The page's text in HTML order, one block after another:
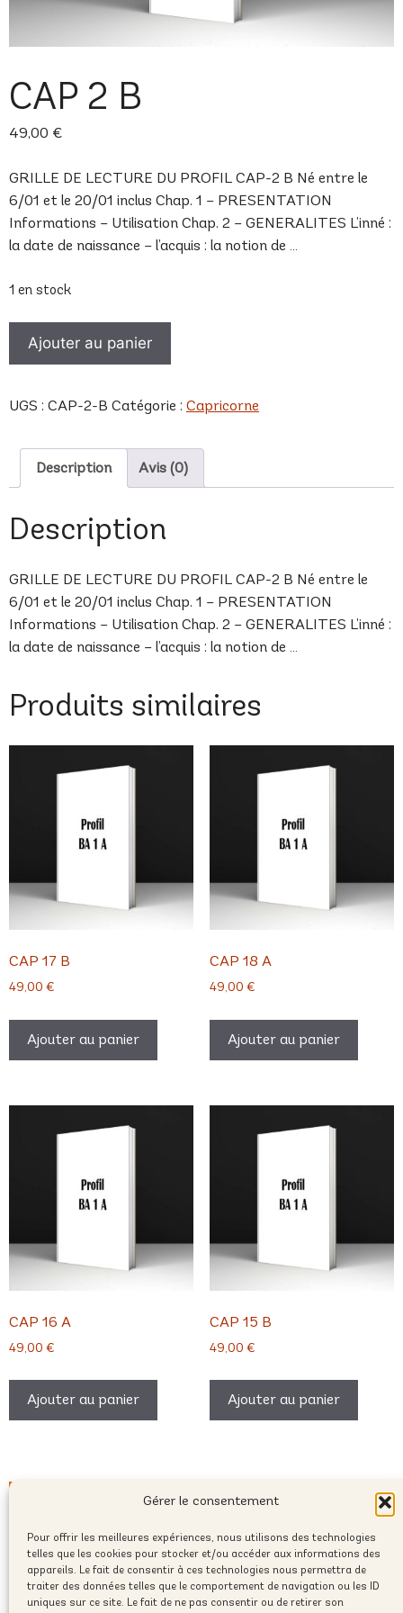
Gérer le consentement
Pour offrir les meilleures expériences, nous utilisons des technologies
telles que les cookies pour stocker et/ou accéder aux informations des
appareils. Le fait de consentir à ces technologies nous permettra de
traiter des données telles que le comportement de navigation ou les ID
uniques sur ce site. Le fait de ne pas consentir ou de retirer son
CAP 2 B
49,00 €
GRILLE DE LECTURE DU PROFIL CAP-2 B Né entre le
6/01 et le 20/01 inclus Chap. 1 – PRESENTATION
Informations – Utilisation Chap. 2 – GENERALITES L’inné :
la date de naissance – l’acquis : la notion de …
1 en stock
2
Ajouter au panier
UGS : CAP-2-B Catégorie : Capricorne
Description Avis (0)
Description
GRILLE DE LECTURE DU PROFIL CAP-2 B Né entre le
6/01 et le 20/01 inclus Chap. 1 – PRESENTATION
Informations – Utilisation Chap. 2 – GENERALITES L’inné :
la date de naissance – l’acquis : la notion de …
Produits similaires
CAP 17 B
49,00 €
Ajouter au panier
CAP 18 A
49,00 €
Ajouter au panier
CAP 16 A
49,00 €
Ajouter au panier
CAP 15 B
49,00 €
Ajouter au panier